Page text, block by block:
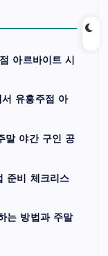
아르바이트 시
유흥주점 아
말 야간 구인 공
준비 체크리스
는 방법과 주말